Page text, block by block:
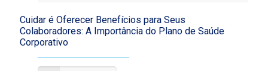
Cuidar é Oferecer Benefícios para Seus
Colaboradores: A Importância do Plano de Saúde
Corporativo